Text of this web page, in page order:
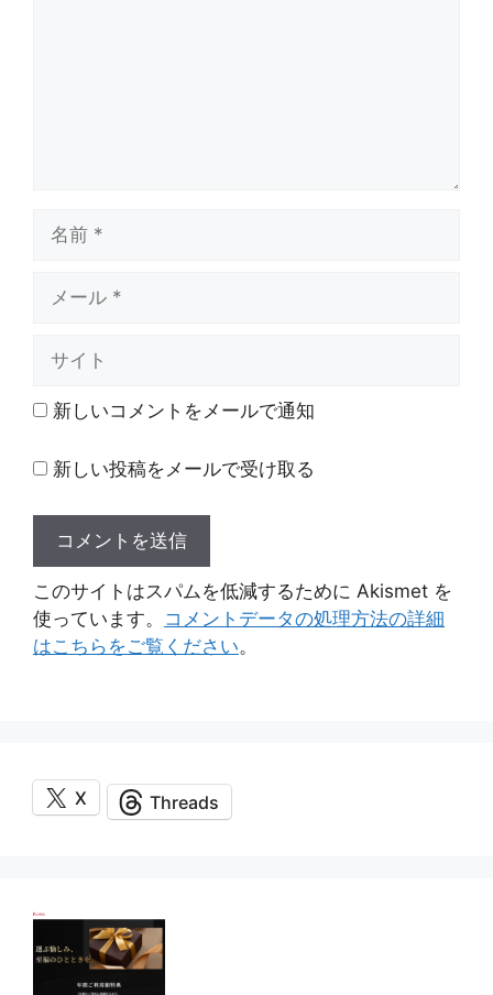
ト 新しいコメントをメールで通知
新しい投稿をメールで受け取る
このサイトはスパムを低減するために Akismet を
使っています。 コメントデータの処理方法の詳細
はこちらをご覧ください。
X Threads